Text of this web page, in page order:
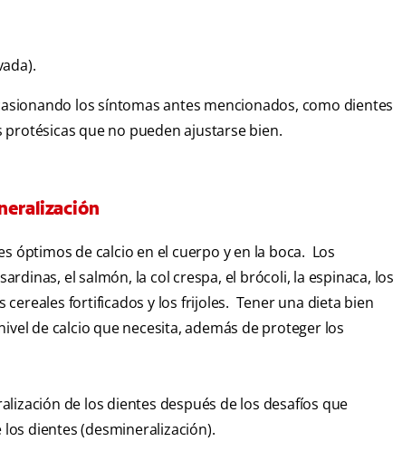
los síntomas antes mencionados, como dientes
que no pueden ajustarse bien.
óptimos de calcio en el cuerpo y en la boca. Los
el salmón, la col crespa, el brócoli, la espinaca, los
cereales fortificados y los frijoles. Tener una dieta bien
de calcio que necesita, además de proteger los
de los dientes después de los desafíos que
dientes (desmineralización).